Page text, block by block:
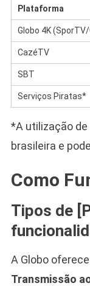
Plataforma
Globo 4K
CazéTV
SBT
Serviços Piratas*
*A utilização
brasileira e
Como
Tipos de
A Globo
Transmissão